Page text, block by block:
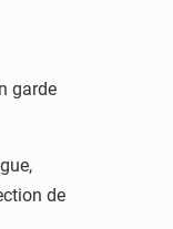
garde
de